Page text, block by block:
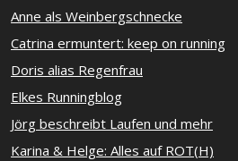
Anne als Weinbergschnecke
Catrina ermuntert: keep on running
Doris alias Regenfrau
Elkes Runningblog
Jörg beschreibt Laufen und mehr
Karina & Helge: Alles auf ROT(H)